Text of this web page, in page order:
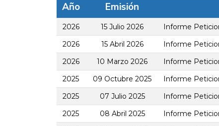
Año Emisión
2026 15 Julio 2026 Informe
2026 15 Abril 2026 Informe
2026 10 Marzo 2026 Informe
2025 09 Octubre 2025 Informe
2025 07 Julio 2025 Informe
2025 08 Abril 2025 Informe